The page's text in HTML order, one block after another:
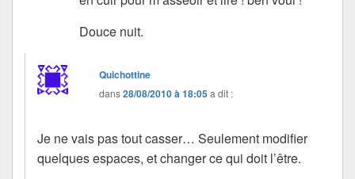
Douce nuit.
Quichottine
dans28/08/2010 à 18:05a dit :
Je ne vais pas tout casser… Seulement modifier
quelques espaces, et changer ce qui doit l’être.